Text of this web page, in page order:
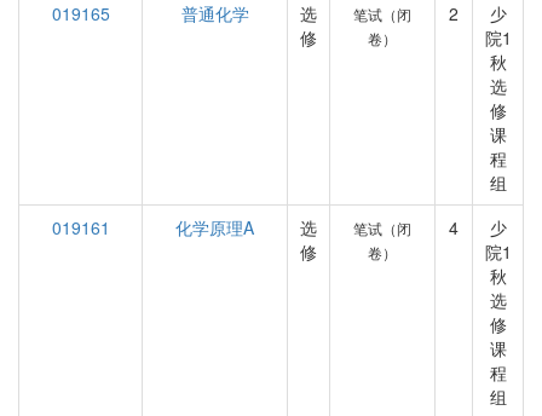
019165
普通化学
选
修
笔试（闭
卷）
2
少
院1
秋
选
修
课
程
组
019161
化学原理A
选
修
笔试（闭
卷）
4
少
院1
秋
选
修
课
程
组